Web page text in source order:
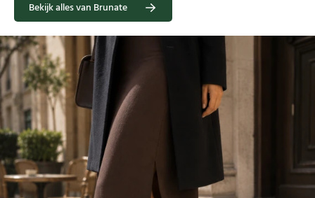
Bekijk alles van Brunate